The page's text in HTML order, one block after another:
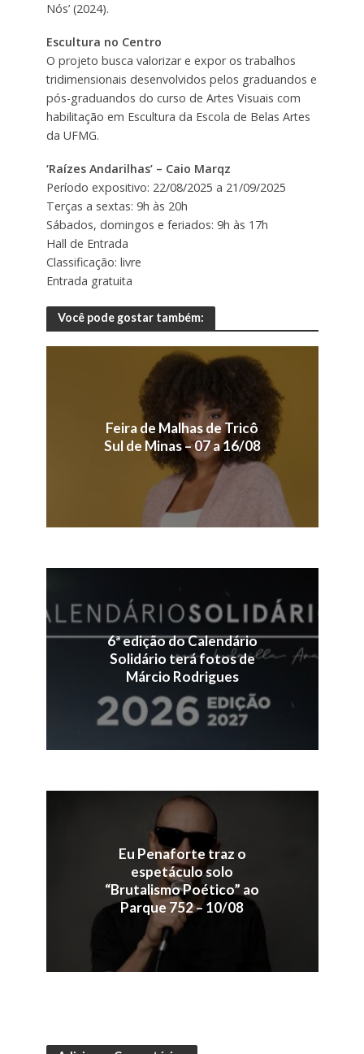
Nós’ (2024).
Escultura no Centro
O projeto busca valorizar e expor os trabalhos
tridimensionais desenvolvidos pelos graduandos e
pós-graduandos do curso de Artes Visuais com
habilitação em Escultura da Escola de Belas Artes
da UFMG.
‘Raízes Andarilhas’ – Caio Marqz
Período expositivo: 22/08/2025 a 21/09/2025
Terças a sextas: 9h às 20h
Sábados, domingos e feriados: 9h às 17h
Hall de Entrada
Classificação: livre
Entrada gratuita
Você pode gostar também:
Feira de Malhas de Tricô
Sul de Minas – 07 a 16/08
6ª edição do Calendário
Solidário terá fotos de
Márcio Rodrigues
Eu Penaforte traz o
espetáculo solo
“Brutalismo Poético” ao
Parque 752 – 10/08